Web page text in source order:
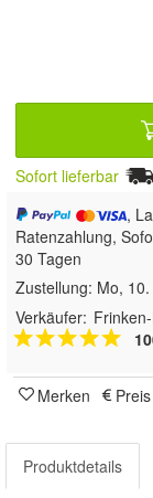
Sofort lieferbar
,
Ratenzahlung,
30 Tagen
Zustellung: Mo,
Verkäufer:
Merken
Produktdetails